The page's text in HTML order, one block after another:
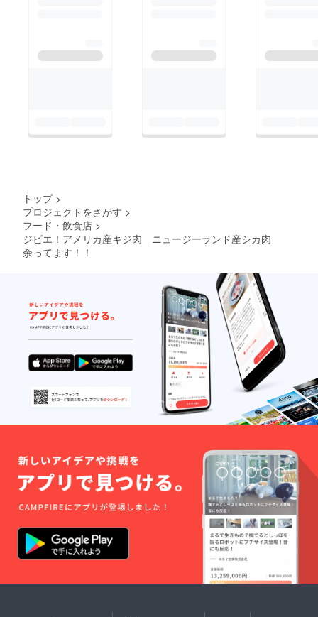
トップ >
プロジェクトをさがす >
フード・飲食店 >
ジビエ！アメリカ産キジ肉 ニュージーランド産シカ肉
余ってます！！